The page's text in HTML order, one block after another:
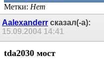
Метки: Нет
Aalexanderrсказал(-
15.09.2004
tda2030 мост